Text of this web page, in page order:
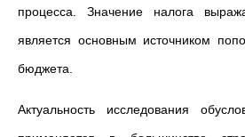
процесса. Значение налога
является основным источником
бюджета.
Актуальность исследования